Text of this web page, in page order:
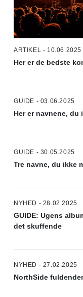
ARTIKEL - 10.06.2025
Her er de bedste
GUIDE - 03.06.2025
Her er navnene, du
GUIDE - 30.05.2025
Tre navne, du ikke
NYHED - 28.02.2025
GUIDE: Ugens
det skuffende
NYHED - 27.02.2025
NorthSide